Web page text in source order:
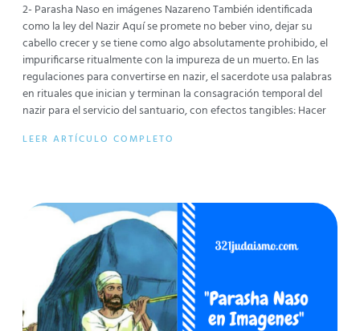
2- Parasha Naso en imágenes Nazareno También identificada
como la ley del Nazir Aquí se promete no beber vino, dejar su
cabello crecer y se tiene como algo absolutamente prohibido, el
impurificarse ritualmente con la impureza de un muerto. En las
regulaciones para convertirse en nazir, el sacerdote usa palabras
en rituales que inician y terminan la consagración temporal del
nazir para el servicio del santuario, con efectos tangibles: Hacer
LEER ARTÍCULO COMPLETO